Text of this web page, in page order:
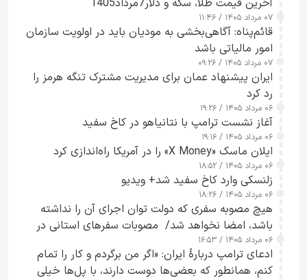
۰۷ مرداد ۱۴۰۵ / ۱۱:۴۶
قائم‌پناه: آگاهی‌بخشی به مودیان باید در اولویت سازمان
امور مالیاتی باشد
۰۷ مرداد ۱۴۰۵ / ۰۹:۲۶
ایران پیشنهاد عمان برای مدیریت مشترک تنگه هرمز را
رد کرد
۰۶ مرداد ۱۴۰۵ / ۱۹:۲۶
آغاز نشست ترامپ با نتانیاهو در کاخ سفید
۰۶ مرداد ۱۴۰۵ / ۱۹:۱۶
ایلان ماسک «X Money» را در آمریکا راه‌اندازی کرد
۰۶ مرداد ۱۴۰۵ / ۱۸:۵۲
زلنسکی وارد کاخ سفید شد+ ویدیو
۰۶ مرداد ۱۴۰۵ / ۱۸:۲۶
هیچ مصوبه سفری که دولت توان اجرای آن را نداشته
باشد، امضا نخواهد شد/ مصوبات سفرهای استانی در
چارچوب قانون بودجه است+ عکس
۰۶ مرداد ۱۴۰۵ / ۱۶:۵۳
ادعای ترامپ دربارهٔ ایران: «اگر من برگردم و کار را تمام
کنم، همانطور که بعضی‌ها دوست دارند، با پل‌ها خیلی